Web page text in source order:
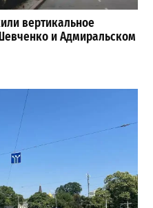
вертикальное
и Адмиральском